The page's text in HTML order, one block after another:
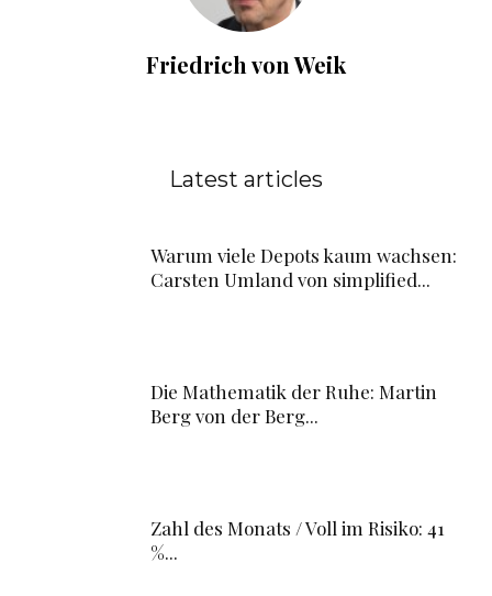
Friedrich von Weik
Latest articles
Warum viele Depots kaum wachsen:
Carsten Umland von simplified...
Die Mathematik der Ruhe: Martin
Berg von der Berg...
Zahl des Monats / Voll im Risiko: 41
%...